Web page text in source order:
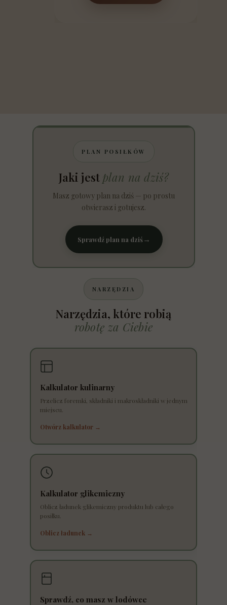
PLAN POSIŁKÓW
Jaki jest plan na dziś?
Masz gotowy plan na dziś — po prostu
otwierasz i gotujesz.
Sprawdź plan na dziś→
NARZĘDZIA
Narzędzia, które robią
robotę za Ciebie
Kalkulator kulinarny
Przelicz foremki, składniki i makroskładniki w jednym
miejscu.
Otwórz kalkulator →
Kalkulator glikemiczny
Oblicz ładunek glikemiczny produktu lub całego
posiłku.
Oblicz ładunek →
Sprawdź, co masz w lodówce